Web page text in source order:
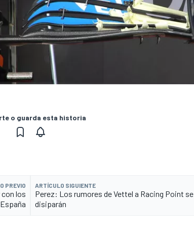
o guarda esta historia
PREVIO
los
ARTÍCULO SIGUIENTE
Perez: Los rumores de Vettel a Racing Point se
disiparán